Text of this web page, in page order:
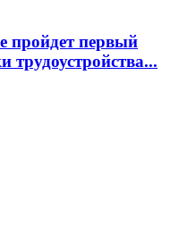
пройдет первый
трудоустройства...